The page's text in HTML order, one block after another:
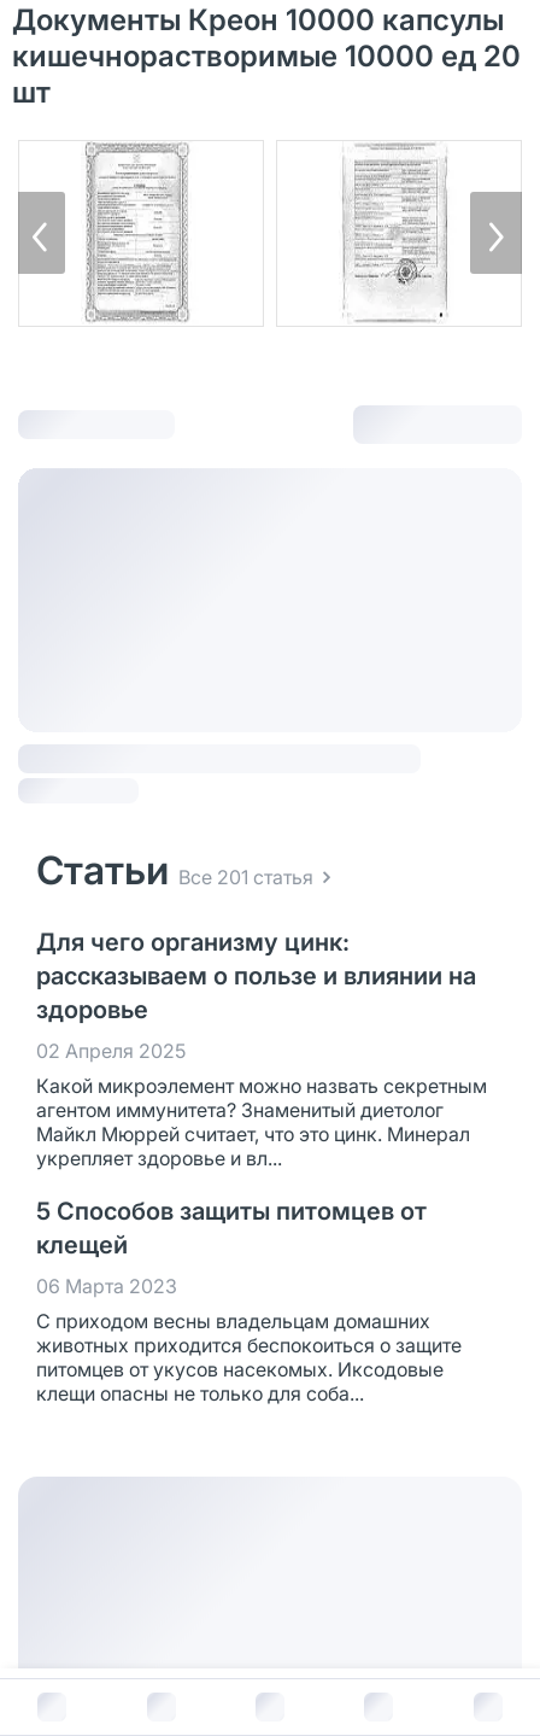
В корзину за руб.
Документы Креон 10000 капсулы
кишечнорастворимые 10000 ед 20
шт
Статьи Все 201 статья
Для чего организму цинк:
рассказываем о пользе и влиянии на
здоровье
02 Апреля 2025
Какой микроэлемент можно назвать секретным
агентом иммунитета? Знаменитый диетолог
Майкл Мюррей считает, что это цинк. Минерал
укрепляет здоровье и вл...
5 Способов защиты питомцев от
клещей
06 Марта 2023
С приходом весны владельцам домашних
животных приходится беспокоиться о защите
питомцев от укусов насекомых. Иксодовые
клещи опасны не только для соба...